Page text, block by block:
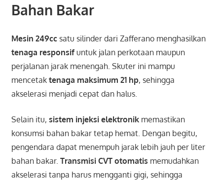
Bahan Bakar
Mesin 249ccsatu silinder dari Zafferano menghasilkan
tenaga responsifuntuk jalan perkotaan maupun
perjalanan jarak menengah. Skuter ini mampu
mencetak tenaga maksimum 21 hp, sehingga
akselerasi menjadi cepat dan halus.
Selain itu, sistem injeksi elektronikmemastikan
konsumsi bahan bakar tetap hemat. Dengan begitu,
pengendara dapat menempuh jarak lebih jauh per liter
bahan bakar. Transmisi CVT otomatis memudahkan
akselerasi tanpa harus mengganti gigi, sehingga